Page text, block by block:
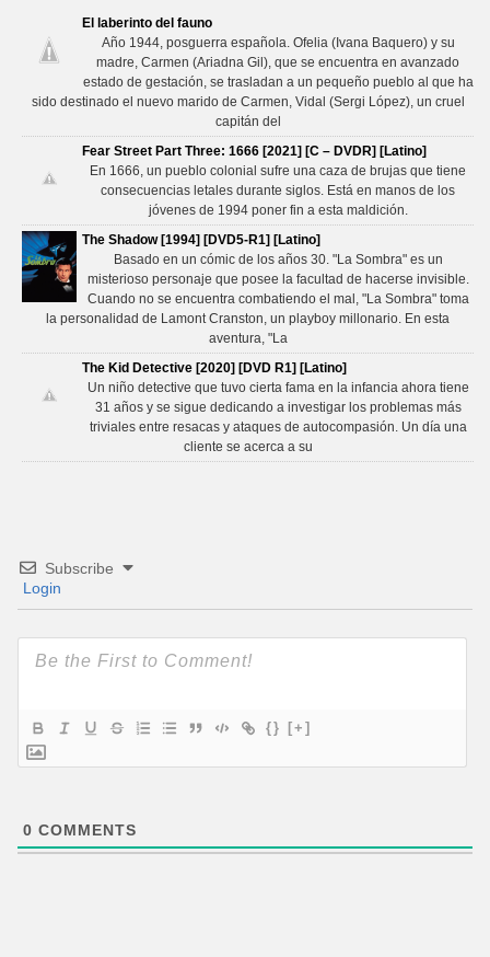
El laberinto del fauno
Año 1944, posguerra española. Ofelia (Ivana Baquero) y su
madre, Carmen (Ariadna Gil), que se encuentra en avanzado
estado de gestación, se trasladan a un pequeño pueblo al que ha
sido destinado el nuevo marido de Carmen, Vidal (Sergi López), un cruel
capitán del
Fear Street Part Three: 1666 [2021] [C – DVDR] [Latino]
En 1666, un pueblo colonial sufre una caza de brujas que tiene
consecuencias letales durante siglos. Está en manos de los
jóvenes de 1994 poner fin a esta maldición.
The Shadow [1994] [DVD5-R1] [Latino]
Basado en un cómic de los años 30. "La Sombra" es un
misterioso personaje que posee la facultad de hacerse invisible.
Cuando no se encuentra combatiendo el mal, "La Sombra" toma
la personalidad de Lamont Cranston, un playboy millonario. En esta
aventura, "La
The Kid Detective [2020] [DVD R1] [Latino]
Un niño detective que tuvo cierta fama en la infancia ahora tiene
31 años y se sigue dedicando a investigar los problemas más
triviales entre resacas y ataques de autocompasión. Un día una
cliente se acerca a su
Subscribe
Login
{} [+]
0 COMMENTS